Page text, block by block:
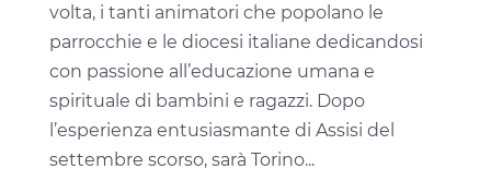
volta, i tanti animatori che popolano le
parrocchie e le diocesi italiane dedicandosi
con passione all’educazione umana e
spirituale di bambini e ragazzi. Dopo
l’esperienza entusiasmante di Assisi del
settembre scorso, sarà Torino...